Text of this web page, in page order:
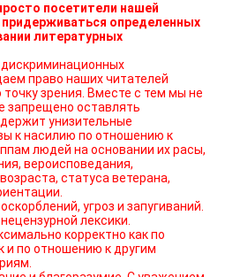
посетители нашей
определенных
литературных
дискриминационных
зрения. Вместе с тем мы не
запрещено оставлять
унизительные
к насилию по отношению к
людей на основании их расы,
вероисповедания,
статуса ветерана,
угроз и запугиваний.
лексики.
корректно как по
и по отношению к другим